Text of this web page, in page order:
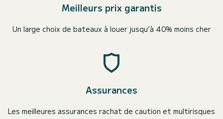
Meilleurs prix garantis
Un large choix de bateaux à louer jusqu’à 40% moins cher
Assurances
Les meilleures assurances rachat de caution et multirisques